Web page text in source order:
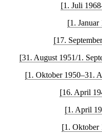
[1. Juli
[1.
[17.
[31. August 1951/1.
[1. Oktober 1950–31.
[16. April
[1. April
[1. Oktober